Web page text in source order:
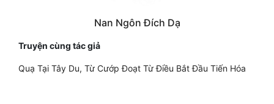
Nan Ngôn Đích Dạ
Truyện cùng tác giả
Quạ Tại Tây Du, Từ Cướp Đoạt Từ Điều Bắt Đầu Tiến Hóa